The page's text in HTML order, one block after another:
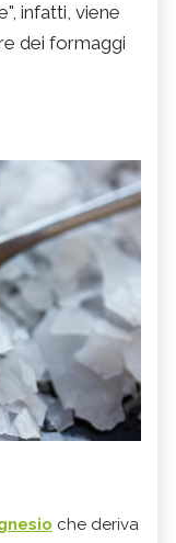
infatti, viene
dei formaggi
che deriva